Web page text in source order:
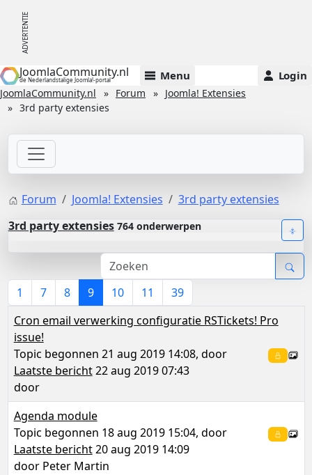
JoomlaCommunity.nl
de Nederlandstalige Joomla!-portal Menu Login
JoomlaCommunity.nl Forum
Joomla! Extensies
3rd party extensies
Forum Joomla! Extensies
3rd party extensies
3rd party extensies 764 onderwerpen
1 7 8 9 10 11
39
Cron email verwerking configuratie RSTickets! Pro
issue!
Topic begonnen 21 aug 2019 14:08, door
Laatste bericht22 aug 2019 07:43
door
Agenda module
Topic begonnen 18 aug 2019 15:04, door
Laatste bericht20 aug 2019 14:09
door Peter Martin